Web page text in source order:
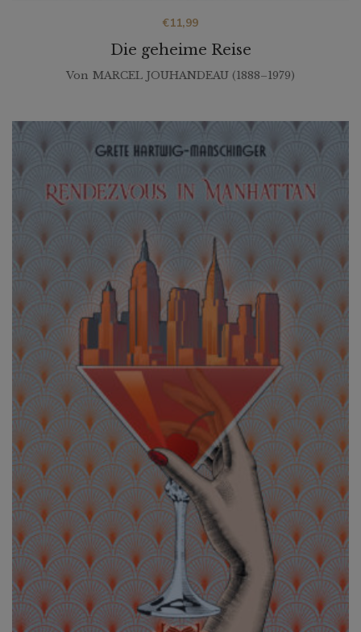
Die geheime Reise
€11,99
Von MARCEL JOUHANDEAU (1888–1979)